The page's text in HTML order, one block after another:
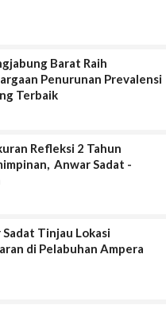
Barat Raih
Penurunan Prevalensi
Terbaik
Refleksi 2 Tahun
Anwar Sadat -
Tinjau Lokasi
di Pelabuhan Ampera